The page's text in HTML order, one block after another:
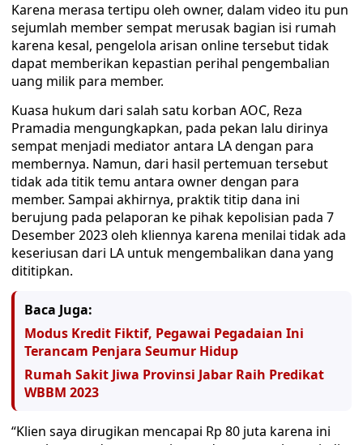
Karena merasa tertipu oleh owner, dalam video itu pun
sejumlah member sempat merusak bagian isi rumah
karena kesal, pengelola arisan online tersebut tidak
dapat memberikan kepastian perihal pengembalian
uang milik para member.
Kuasa hukum dari salah satu korban AOC, Reza
Pramadia mengungkapkan, pada pekan lalu dirinya
sempat menjadi mediator antara LA dengan para
membernya. Namun, dari hasil pertemuan tersebut
tidak ada titik temu antara owner dengan para
member. Sampai akhirnya, praktik titip dana ini
berujung pada pelaporan ke pihak kepolisian pada 7
Desember 2023 oleh kliennya karena menilai tidak ada
keseriusan dari LA untuk mengembalikan dana yang
dititipkan.
Baca Juga:
Modus Kredit Fiktif, Pegawai Pegadaian Ini
Terancam Penjara Seumur Hidup
Rumah Sakit Jiwa Provinsi Jabar Raih Predikat
WBBM 2023
“Klien saya dirugikan mencapai Rp 80 juta karena ini